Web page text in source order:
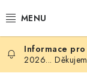
na
NOVINKY
2026...